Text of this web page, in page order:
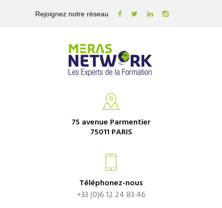
Rejoignez notre réseau
75 avenue Parmentier
75011 PARIS
Téléphonez-nous
+33 (0)6 12 24 83 46